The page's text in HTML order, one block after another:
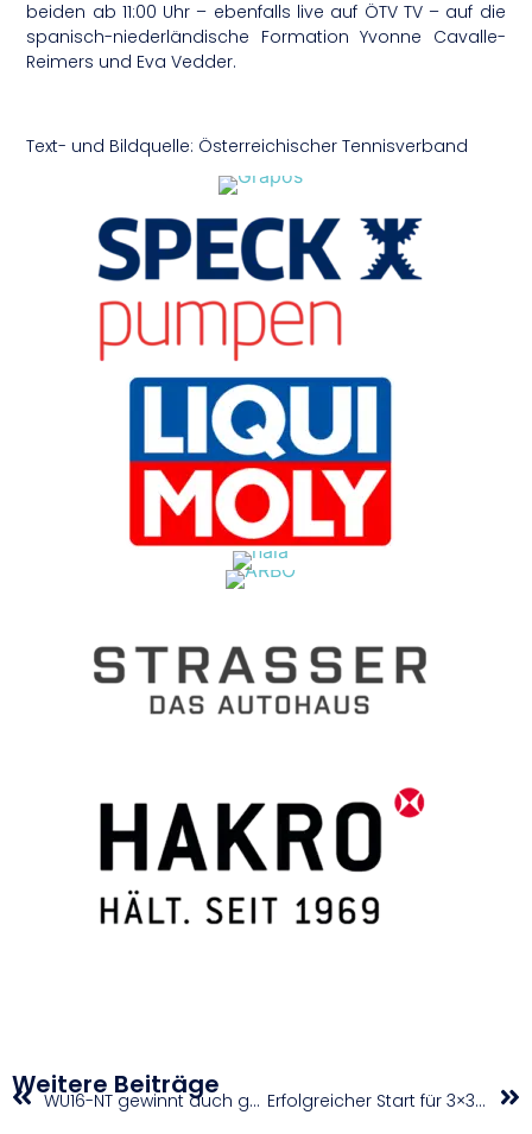
beiden ab 11:00 Uhr – ebenfalls live auf ÖTV TV – auf die
spanisch-niederländische Formation Yvonne Cavalle-
Reimers und Eva Vedder.
Text- und Bildquelle: Österreichischer Tennisverband
Weitere Beiträge WU16-NT gewinnt auch gegen Bulgarien Erfolgreicher Start für 3×3-Herren bei EM-Generalprobe